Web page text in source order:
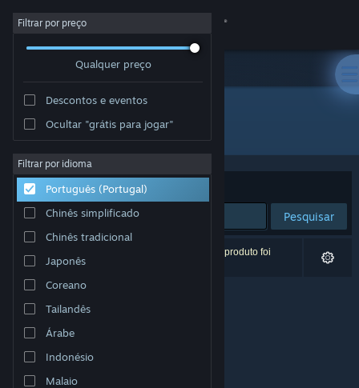
Iniciar sessão
Sobre
Apoio
Alterar idioma
Instala a app móvel do Steam
Ver versão para computadores
Filtrar por preço
Qualquer preço
Descontos e eventos
Ocultar "grátis para jogar"
Filtrar por idioma
Português (Portugal)
Chinês simplificado
Chinês tradicional
Japonês
Coreano
Tailandês
Árabe
Indonésio
Malaio
Developer: Grip Top Games
Ordenar por Relevância
Pesquisar
0 resultados correspondentes à tua pesquisa. 1 produto foi
excluído com base nas tuas preferências.